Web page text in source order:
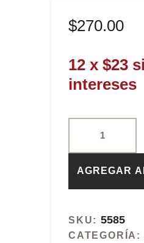
$270.00
12 x $23
intereses
AGREGAR
SKU: 5585
CATEGORÍA: